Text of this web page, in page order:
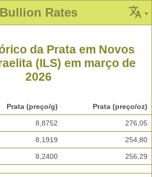
Bullion Rates
da Prata em Novos
(ILS) em março de
2026
Prata (preço/g) Prata (preço/oz)
8,8752 276,05
8,1919 254,80
8,2400 256,29